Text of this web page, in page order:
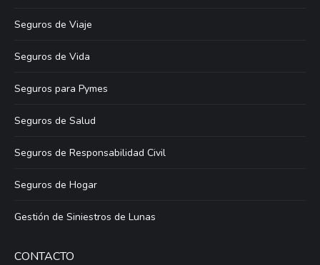
Seguros de Viaje
Seguros de Vida
Seguros para Pymes
Seguros de Salud
Seguros de Responsabilidad Civil
Seguros de Hogar
Gestión de Siniestros de Lunas
CONTACTO